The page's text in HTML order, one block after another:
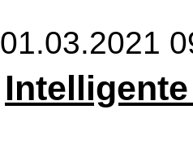
01.03.2021